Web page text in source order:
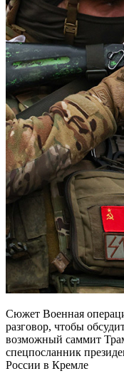
Сюжет Военная
разговор, чтобы
возможный саммит
спецпосланник
России в Кремле